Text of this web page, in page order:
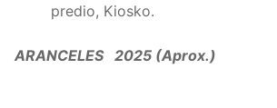
predio, Kiosko.
ARANCELES 2025 (Aprox.)